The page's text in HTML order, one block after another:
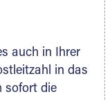
auch in Ihrer
in das
sofort die